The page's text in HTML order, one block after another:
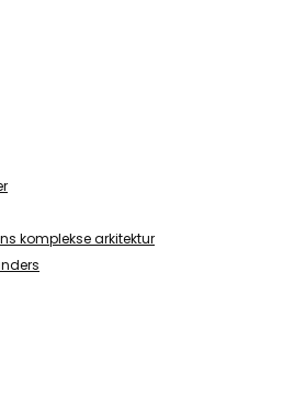
komplekse arkitektur